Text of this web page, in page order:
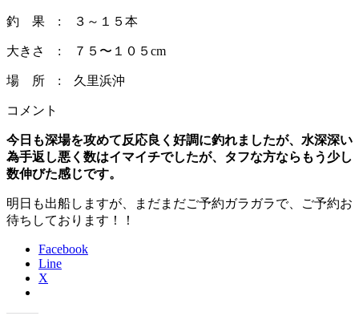
釣 果 : ３～１５本
大きさ : ７５〜１０５cm
場 所 : 久里浜沖
コメント
今日も深場を攻めて反応良く好調に釣れましたが、水深深い
為手返し悪く数はイマイチでしたが、タフな方ならもう少し
数伸びた感じです。
明日も出船しますが、まだまだご予約ガラガラで、ご予約お
待ちしております！！
Facebook
Line
X